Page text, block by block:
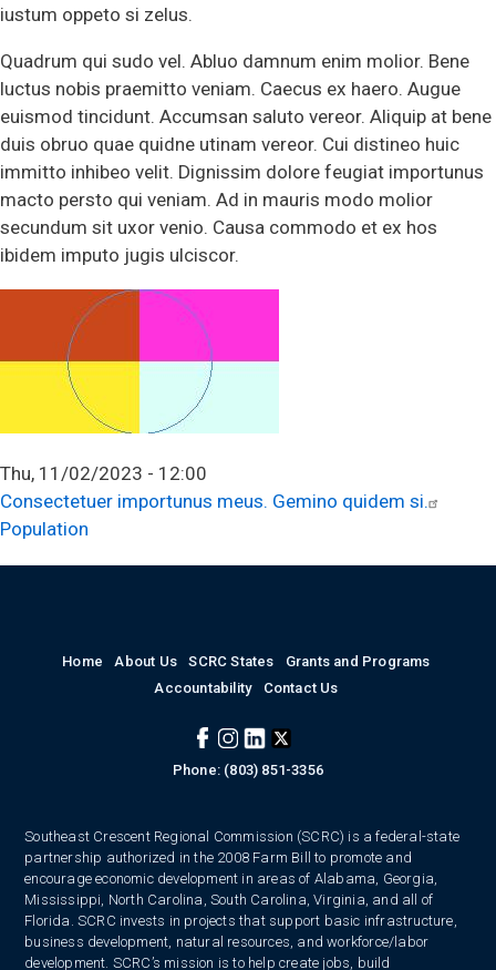
iustum oppeto si zelus.
Quadrum qui sudo vel. Abluo damnum enim molior. Bene
luctus nobis praemitto veniam. Caecus ex haero. Augue
euismod tincidunt. Accumsan saluto vereor. Aliquip at bene
duis obruo quae quidne utinam vereor. Cui distineo huic
immitto inhibeo velit. Dignissim dolore feugiat importunus
macto persto qui veniam. Ad in mauris modo molior
secundum sit uxor venio. Causa commodo et ex hos
ibidem imputo jugis ulciscor.
Thu, 11/02/2023 - 12:00
Consectetuer importunus meus. Gemino quidem si.
Population
Home About Us SCRC States
Grants and Programs
Accountability
Contact Us
Phone: (803) 851-3356
Southeast Crescent Regional Commission (SCRC) is a federal-state
partnership authorized in the 2008 Farm Bill to promote and
encourage economic development in areas of Alabama, Georgia,
Mississippi, North Carolina, South Carolina, Virginia, and all of
Florida. SCRC invests in projects that support basic infrastructure,
business development, natural resources, and workforce/labor
development. SCRC’s mission is to help create jobs, build